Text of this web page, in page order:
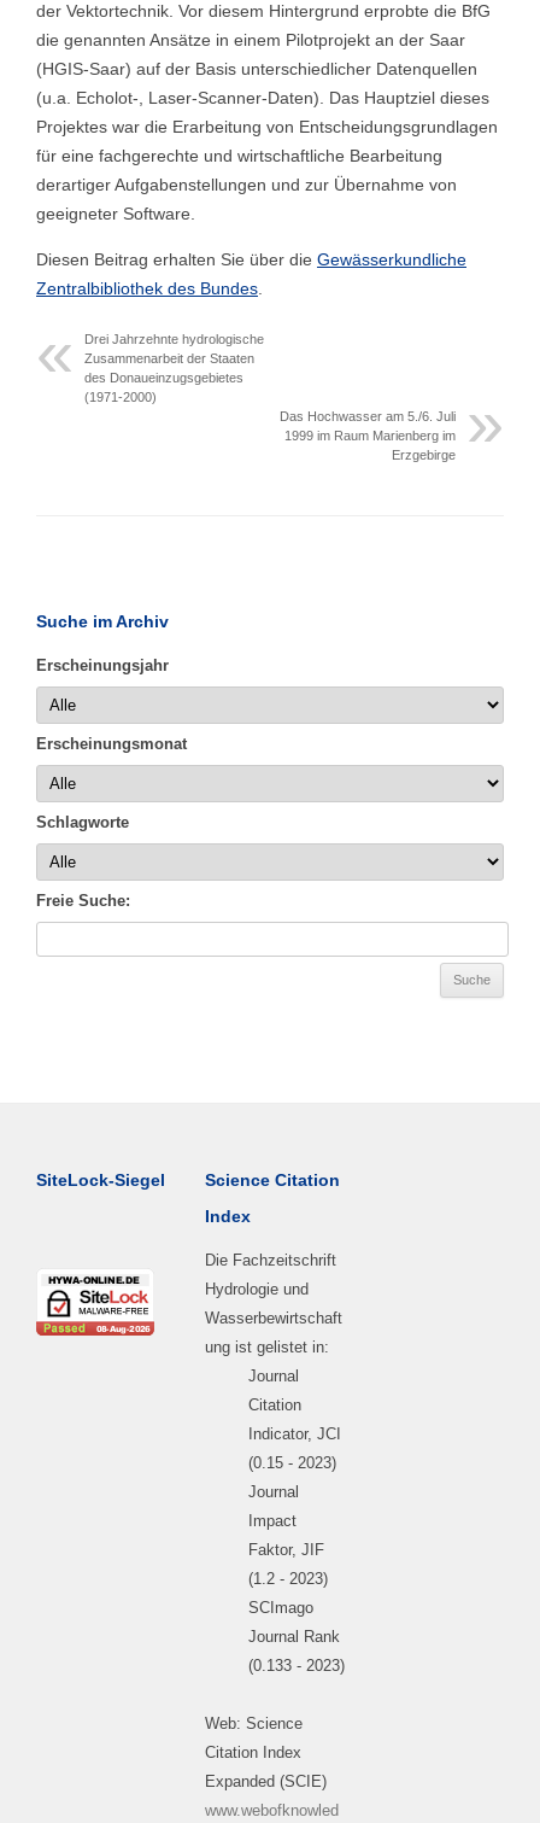
der Vektortechnik. Vor diesem Hintergrund erprobte die BfG
die genannten Ansätze in einem Pilotprojekt an der Saar
(HGIS-Saar) auf der Basis unterschiedlicher Datenquellen
(u.a. Echolot-, Laser-Scanner-Daten). Das Hauptziel dieses
Projektes war die Erarbeitung von Entscheidungsgrundlagen
für eine fachgerechte und wirtschaftliche Bearbeitung
derartiger Aufgabenstellungen und zur Übernahme von
geeigneter Software.
Diesen Beitrag erhalten Sie über die Gewässerkundliche
Zentralbibliothek des Bundes
Drei Jahrzehnte hydrologische
Zusammenarbeit der Staaten
des Donaueinzugsgebietes
(1971-2000)
Das Hochwasser am 5./6. Juli
1999 im Raum Marienberg im
Erzgebirge
Suche im Archiv
Erscheinungsjahr
Erscheinungsmonat
Schlagworte
Freie Suche:
SiteLock-Siegel
Science Citation
Index
Die Fachzeitschrift
Hydrologie und
Wasserbewirtschaft
ung ist gelistet in:
Journal
Citation
Indicator, JCI
(0.15 - 2023)
Journal
Impact
Faktor, JIF
(1.2 - 2023)
SCImago
Journal Rank
(0.133 - 2023)
Web: Science
Citation Index
Expanded (SCIE)
www.webofknowled